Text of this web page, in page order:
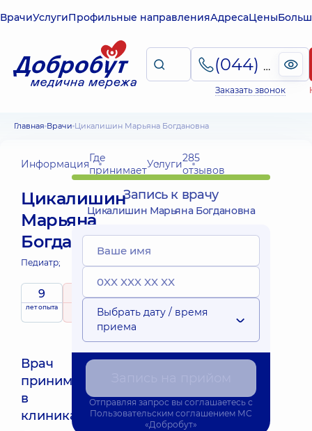
ВрачиУслугиПрофильные направленияАдресаЦены
(044) 495-2-888
Заказать звонок
Главная Врачи Цикалишин Марьяна Богдановна
ИнформацияГде
принимаетУслуги285
отзывов
Цикалишин
Марьяна
Богдановна
Педиатр;
9
лет опыта
5 / 5
рейтингна основе
285 отзывов
принимает
детей
Врач
принимает
в
клиниках:
Ближайшее время приема: 09.08.2026 9:00
Запись к врачу
Цикалишин Марьяна Богдановна
Выбрать дату / время
приема
Отправляя запрос вы соглашаетесь с
Пользовательским соглашением МС
«Добробут»